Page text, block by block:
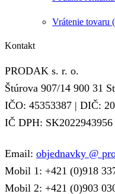
Vrátenie tovaru
Kontakt
PRODAK s. r. o.
Štúrova 907/14 900 31
IČO: 45353387 | DIČ:
IČ DPH: SK2022943956
Email: objednavky @
Mobil 1: +421 (0)918
Mobil 2: +421 (0)903